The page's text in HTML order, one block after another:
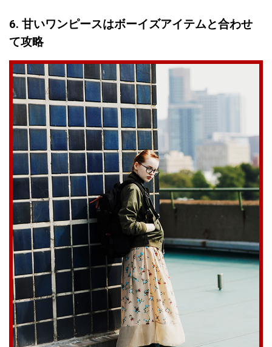
6. 甘いワンピースはボーイズアイテムと合わせ
て攻略